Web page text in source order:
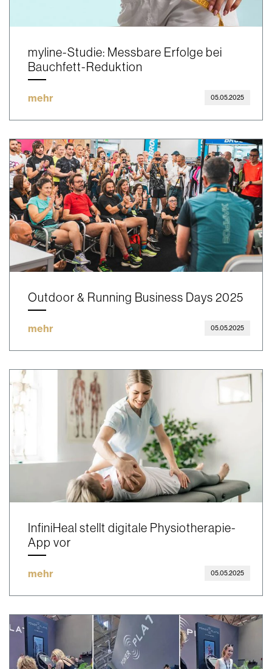
myline-Studie: Messbare Erfolge bei
Bauchfett-Reduktion
mehr 05.05.2025
Outdoor & Running Business Days 2025
mehr 05.05.2025
InfiniHeal stellt digitale Physiotherapie-
App vor
mehr 05.05.2025